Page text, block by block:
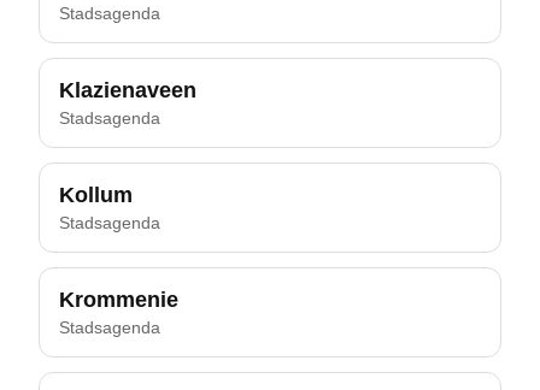
Stadsagenda
Klazienaveen
Stadsagenda
Kollum
Stadsagenda
Krommenie
Stadsagenda